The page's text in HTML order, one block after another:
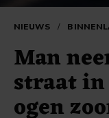
NIEUWS /
Man
straat
ogen